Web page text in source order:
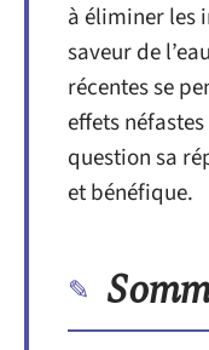
à éliminer les
saveur de
récentes se
effets
question sa
et bénéfique.